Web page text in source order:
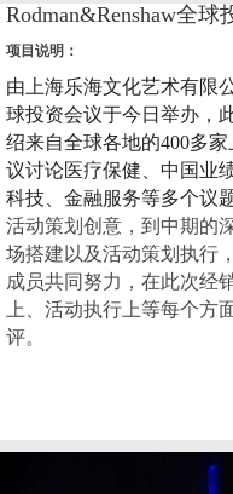
Rodman&Renshaw全球
项目说明：
由上海乐海文化艺术有限
球投资会议于今日举办，
绍来自全球各地的400多家
议讨论医疗保健、中国业
科技、金融服务等多个议题
活动策划创意，到中期的
场搭建以及活动策划执行
成员共同努力，在此次经
上、活动执行上等每个方
评。